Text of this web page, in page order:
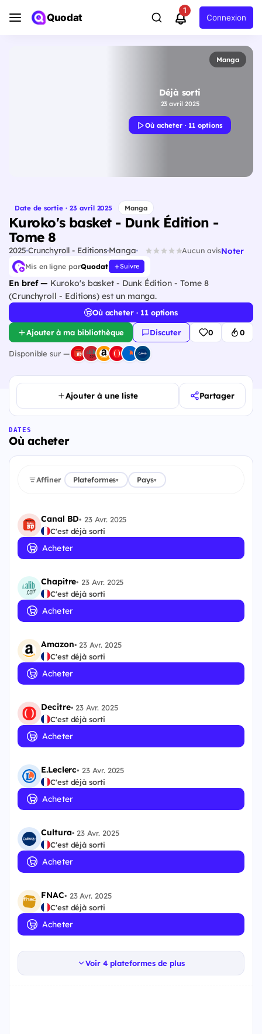
Quodat
1
Connexion
Manga
Déjà sorti
23 avril 2025
Où acheter · 11 options
Date de sortie · 23 avril 2025 Manga
Kuroko's basket - Dunk Édition -
Tome 8
2025 Crunchyroll - Editions Manga Aucun avisNoter
Mis en ligne parQuodat Suivre
En bref — Kuroko's basket - Dunk Édition - Tome 8
(Crunchyroll - Editions) est un manga.
Où acheter · 11 options
Ajouter à ma bibliothèque Discuter 0 0
Disponible sur —
Ajouter à une liste Partager
DATES
Où acheter
Affiner Plateformes▾ Pays▾
Canal BD• 23 Avr. 2025
C'est déjà sorti
Acheter
Chapitre• 23 Avr. 2025
C'est déjà sorti
Acheter
Amazon• 23 Avr. 2025
C'est déjà sorti
Acheter
Decitre• 23 Avr. 2025
C'est déjà sorti
Acheter
E.Leclerc• 23 Avr. 2025
C'est déjà sorti
Acheter
Cultura• 23 Avr. 2025
C'est déjà sorti
Acheter
FNAC• 23 Avr. 2025
C'est déjà sorti
Acheter
Voir 4 plateformes de plus